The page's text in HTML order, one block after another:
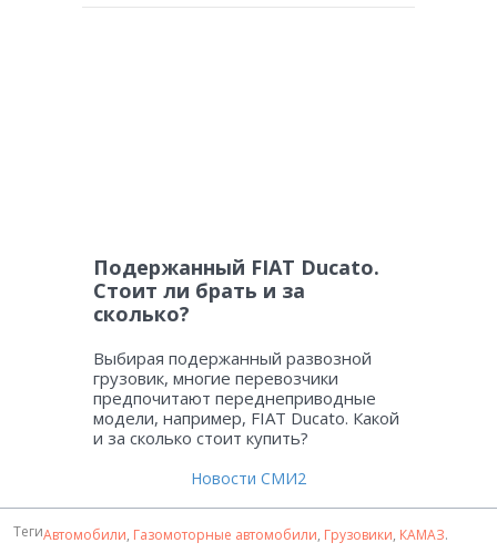
Подержанный FIAT Ducato.
Стоит ли брать и за
сколько?
Выбирая подержанный развозной
грузовик, многие перевозчики
предпочитают переднеприводные
модели, например, FIAT Ducato. Какой
и за сколько стоит купить?
Новости СМИ2
ТегиАвтомобили, Газомоторные автомобили, Грузовики, КАМАЗ.